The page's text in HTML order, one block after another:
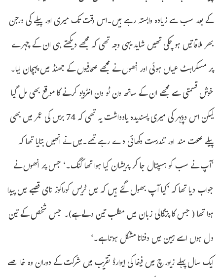
کے بعد سب سے زیادہ وابستہ رہے ہیں۔اس وقت تک میری اور پیلے کی درجن
بھر ملاقاتیں ہو چکی تھیں شاید یہی وجہ تھی کہ مجھے دیکھتے ہی ان کے چہرے
پر مسکراہٹ عیاں ہوئی اور انھوں نے مجھے صحافیوں کے جھنڈ میں پہچان لیا۔
خوش قسمتی سے مجھے ان کے ساتھ ون ٹو ون انٹرویو کرنے کا موقع بھی مل گیا
لیکن اس دوپہر کی میری پسندیدہ یادداشت یہ تھی کہ 74 برس کی عمر میں بھی
پیلے صحت مند اور تندرست دکھائی دے رہے تھے۔میں نے انھیں بتایا تھا کہ
’آپ نے سب کو ہسپتال جا کر پریشان کیا ہوا تھا کنگ۔‘ جس پر انھوں نے
جواب دیا تھا کہ ’کیا آپ بھول گئے ہیں کہ میں ٹریس کوراکوز نامی قصبے میں پیدا
ہوا تھا ( جس کا پرتگالی زبان میں مطلب تین دلے ہے)۔ جس شخص کے تین
دل ہوں اسے زمین میں دفنانا مشکل ہوتا ہے۔‘
ایک سال پہلے زیورچ میں فیفا کی ایوارڈ تقریب میں شرکت کے دوران وہ خاصے